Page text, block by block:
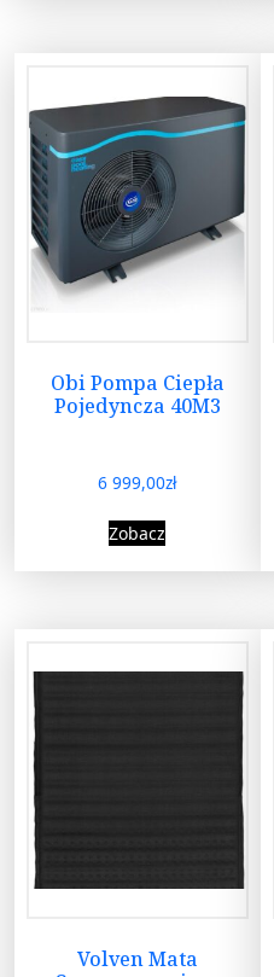
Obi Pompa Ciepła
Pojedyncza 40M3
6 999,00zł
Zobacz
Volven Mata